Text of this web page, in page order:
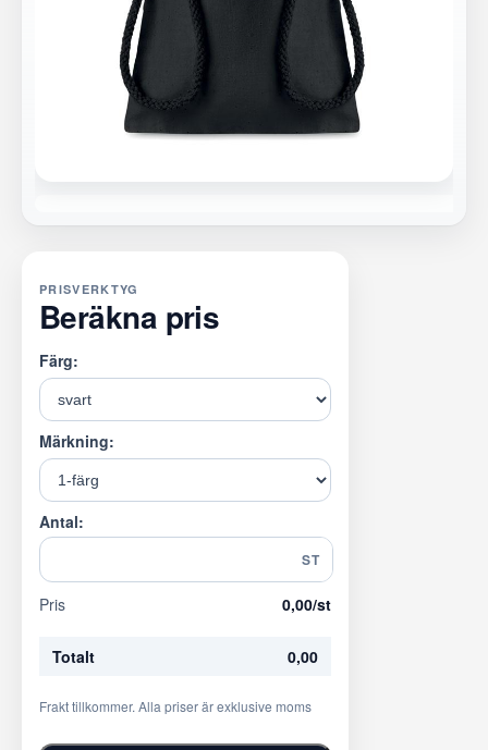
PRISVERKTYG
Beräkna pris
Färg:
Märkning:
Antal:
ST
Pris 0,00/st
Totalt 0,00
Frakt tillkommer. Alla priser är exklusive moms